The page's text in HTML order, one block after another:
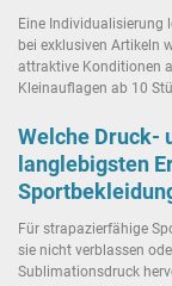
Eine Individualisierung
bei exklusiven Artikeln
attraktive Konditionen
Kleinauflagen ab 10
Welche Druck-
langlebigsten
Für strapazierfähige
sie nicht verblassen
Sublimationsdruck